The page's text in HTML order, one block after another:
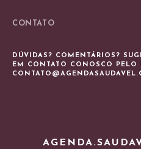
CONTATO
DÚVIDAS? COMENTÁRIOS?
EM CONTATO CONOSCO PELO